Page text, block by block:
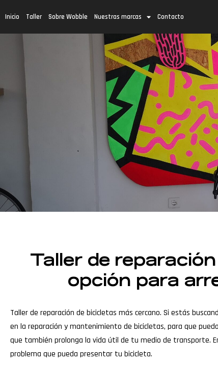
Inicio Taller Sobre Wobble Nuestras marcas Contacto
Taller de
opción para
Taller de reparación de bicicletas más cercano. Si estás
en la reparación y mantenimiento de bicicletas, para que
que también prolonga la vida útil de tu medio de transporte.
problema que pueda presentar tu bicicleta.